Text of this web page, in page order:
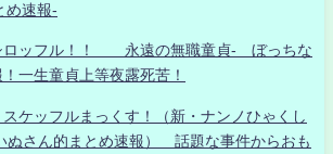
め速報-
ロッフル！！ 永遠の無職童貞- ぼっちな
一生童貞上等夜露死苦！
ケッフルまっくす！（新・ナンノひゃくし
ぬさん的まとめ速報） 話題な事件からおも